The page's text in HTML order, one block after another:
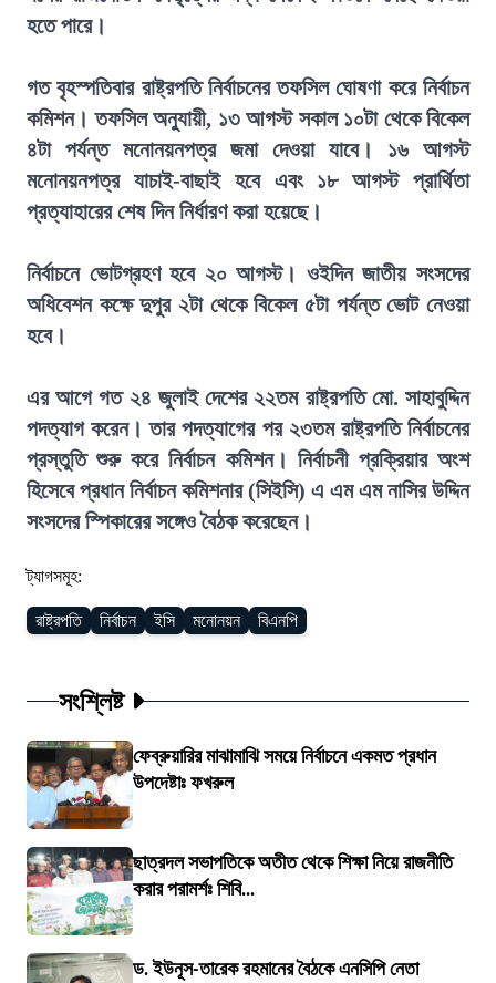
হতে পারে।
গত বৃহস্পতিবার রাষ্ট্রপতি নির্বাচনের তফসিল ঘোষণা করে নির্বাচন
কমিশন। তফসিল অনুযায়ী, ১৩ আগস্ট সকাল ১০টা থেকে বিকেল
৪টা পর্যন্ত মনোনয়নপত্র জমা দেওয়া যাবে। ১৬ আগস্ট
মনোনয়নপত্র যাচাই-বাছাই হবে এবং ১৮ আগস্ট প্রার্থিতা
প্রত্যাহারের শেষ দিন নির্ধারণ করা হয়েছে।
নির্বাচনে ভোটগ্রহণ হবে ২০ আগস্ট। ওইদিন জাতীয় সংসদের
অধিবেশন কক্ষে দুপুর ২টা থেকে বিকেল ৫টা পর্যন্ত ভোট নেওয়া
হবে।
এর আগে গত ২৪ জুলাই দেশের ২২তম রাষ্ট্রপতি মো. সাহাবুদ্দিন
পদত্যাগ করেন। তার পদত্যাগের পর ২৩তম রাষ্ট্রপতি নির্বাচনের
প্রস্তুতি শুরু করে নির্বাচন কমিশন। নির্বাচনী প্রক্রিয়ার অংশ
হিসেবে প্রধান নির্বাচন কমিশনার (সিইসি) এ এম এম নাসির উদ্দিন
সংসদের স্পিকারের সঙ্গেও বৈঠক করেছেন।
ট্যাগসমূহ:
রাষ্ট্রপতি নির্বাচন ইসি মনোনয়ন বিএনপি
সংশ্লিষ্ট
ফেব্রুয়ারির মাঝামাঝি সময়ে নির্বাচনে একমত প্রধান
উপদেষ্টাঃ ফখরুল
ছাত্রদল সভাপতিকে অতীত থেকে শিক্ষা নিয়ে রাজনীতি
করার পরামর্শঃ শিবি...
ড. ইউনূস-তারেক রহমানের বৈঠকে এনসিপি নেতা